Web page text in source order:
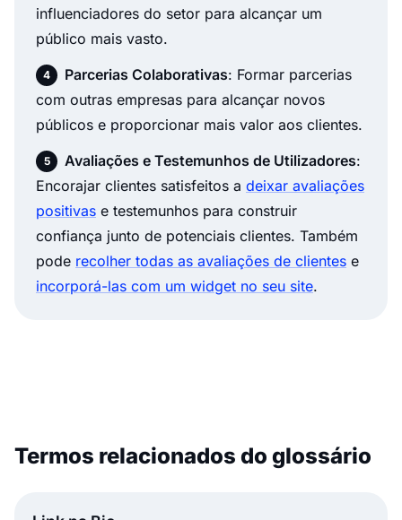
influenciadores do setor para alcançar um
público mais vasto.
Parcerias Colaborativas: Formar parcerias
com outras empresas para alcançar novos
públicos e proporcionar mais valor aos clientes.
Avaliações e Testemunhos de Utilizadores:
Encorajar clientes satisfeitos a deixar avaliações
positivas e testemunhos para construir
confiança junto de potenciais clientes. Também
pode recolher todas as avaliações de clientes e
incorporá-las com um widget no seu site.
Termos relacionados do glossário